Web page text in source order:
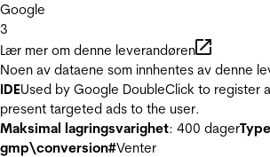
Google
3
Lær mer om denne leverandøren
Noen av dataene som innhentes av denne
IDEUsed by Google DoubleClick to register
present targeted ads to the user.
Maksimal lagringsvarighet: 400 dagerType
gmp\conversion#Venter